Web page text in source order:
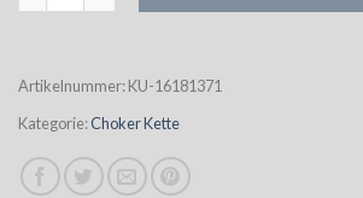
Artikelnummer:KU-16181371
Kategorie:Choker Kette